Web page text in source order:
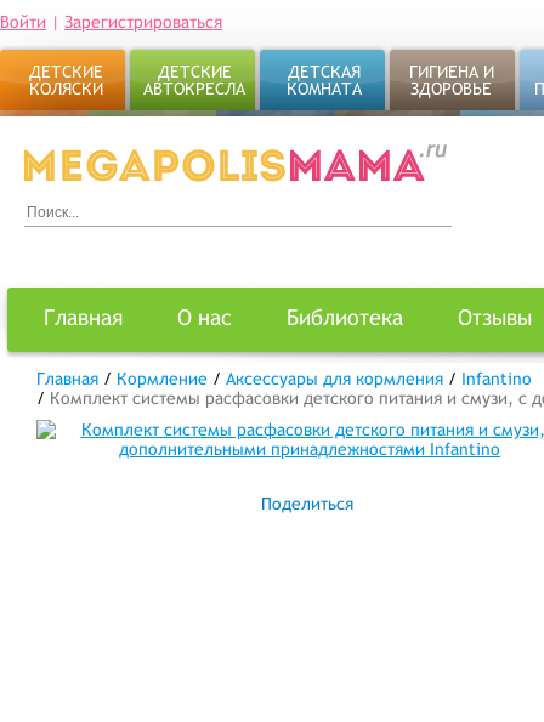
Войти | Зарегистрироваться
ДЕТСКИЕ
КОЛЯСКИ
ДЕТСКИЕ
АВТОКРЕСЛА
ДЕТСКАЯ
КОМНАТА
ГИГИЕНА И
ЗДОРОВЬЕ
Главная О нас Библиотека Отзывы
Главная / Кормление / Аксессуары для кормления / Infantino
/ Комплект системы расфасовки детского питания и смузи,
Поделиться